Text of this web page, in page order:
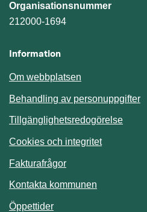
Organisationsnummer
212000-1694
Information
Om webbplatsen
Behandling av personuppgifter
Tillgänglighetsredogörelse
Cookies och integritet
Fakturafrågor
Kontakta kommunen
Öppettider